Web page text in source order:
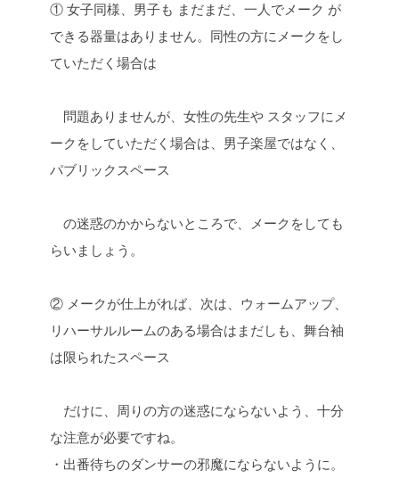
① 女子同様、男子も まだまだ、一人でメーク が
できる器量はありません。同性の方にメークをし
ていただく場合は
問題ありませんが、女性の先生や スタッフにメ
ークをしていただく場合は、男子楽屋ではなく、
パブリックスペース
の迷惑のかからないところで、メークをしても
らいましょう。
② メークが仕上がれば、次は、ウォームアップ、
リハーサルルームのある場合はまだしも、舞台袖
は限られたスペース
だけに、周りの方の迷惑にならないよう、十分
な注意が必要ですね。
・出番待ちのダンサーの邪魔にならないように。